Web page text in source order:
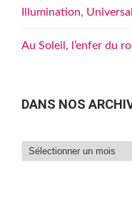
Illumination,
Au Soleil, l’enfer du
DANS NOS
Dans